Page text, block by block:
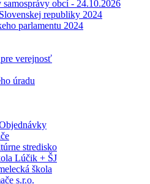
obcí - 24.10.2026
republiky 2024
parlamentu 2024
verejnosť
úradu
stredisko
Lúčik + ŠJ
škola
s.r.o.